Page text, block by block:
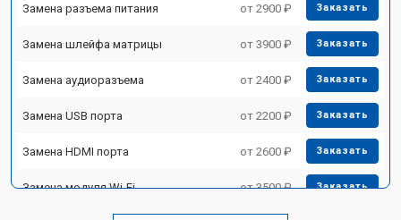
Замена разъема питания от 2900 ₽ Заказать
Замена шлейфа матрицы от 3900 ₽ Заказать
Замена аудиоразъема от 2400 ₽ Заказать
Замена USB порта от 2200 ₽ Заказать
Замена HDMI порта от 2600 ₽ Заказать
Замена модуля Wi-Fi от 3500 ₽ Заказать